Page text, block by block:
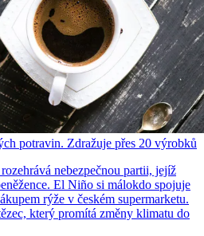
potravin. Zdražuje přes 20 výrobků
nebezpečnou partii, jejíž
El Niño si málokdo spojuje
rýže v českém supermarketu.
který promítá změny klimatu do